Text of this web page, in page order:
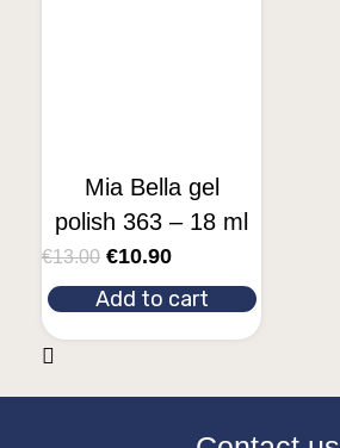
Mia Bella gel
polish 363 – 18 ml
€13.00 €10.90
Add to cart